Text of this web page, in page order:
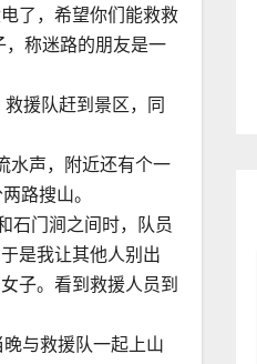
了，希望你们能救救
，称迷路的朋友是一
援队赶到景区，同
水声，附近还有个一
路搜山。
石门涧之间时，队员
是我让其他人别出
子。看到救援人员到
与救援队一起上山